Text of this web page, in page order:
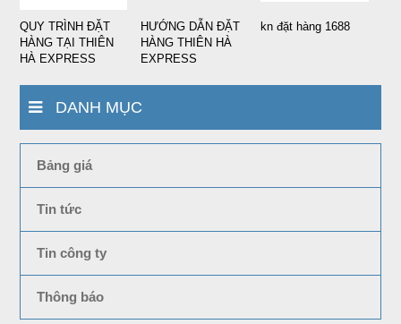
QUY TRÌNH ĐẶT
HÀNG TẠI THIÊN
HÀ EXPRESS
HƯỚNG DẪN ĐẶT
HÀNG THIÊN HÀ
EXPRESS
kn đặt hàng 1688
DANH MỤC
Bảng giá
Tin tức
Tin công ty
Thông báo